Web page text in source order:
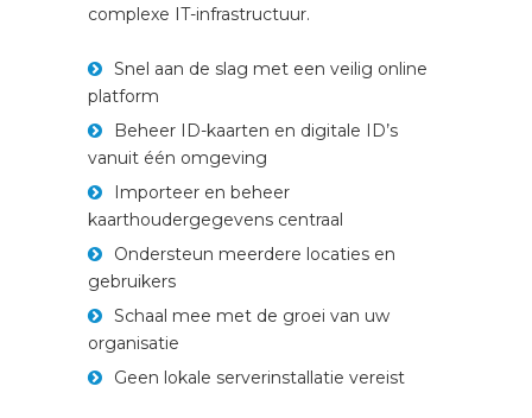
complexe IT-infrastructuur.
Snel aan de slag met een veilig online
platform
Beheer ID-kaarten en digitale ID’s
vanuit één omgeving
Importeer en beheer
kaarthoudergegevens centraal
Ondersteun meerdere locaties en
gebruikers
Schaal mee met de groei van uw
organisatie
Geen lokale serverinstallatie vereist